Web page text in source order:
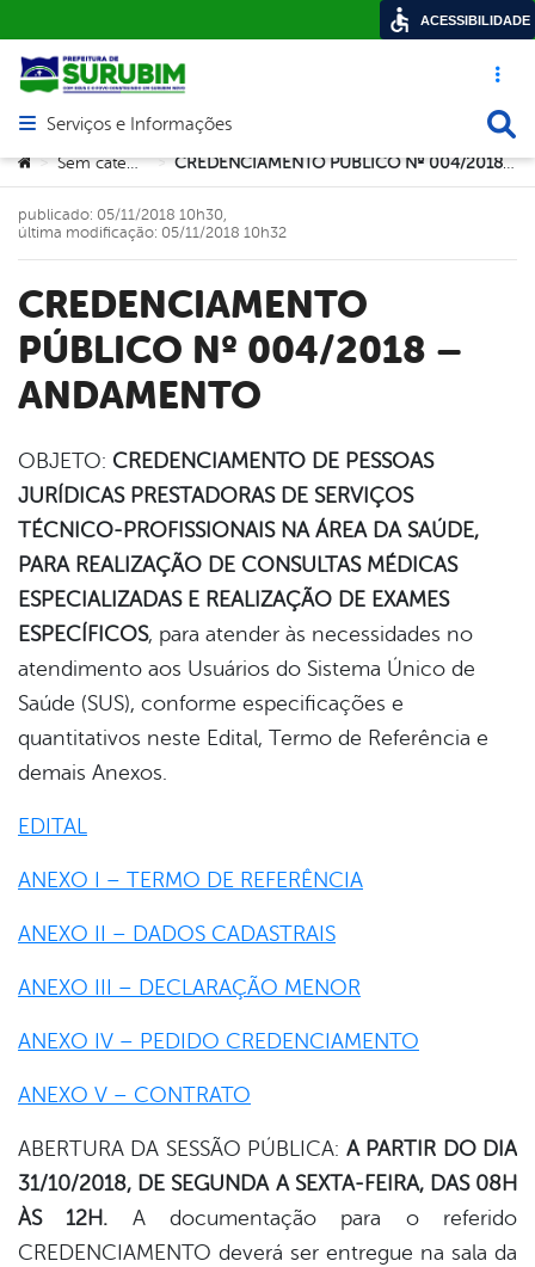
Acesso
Abrir menu principal de navegação
Serviços e Informações
Você está aqui:
> Sem categoria > CREDENCIAMENTO PÚBLICO Nº 004/2018 – ANDAMENTO
CREDENCIAMENTO
PÚBLICO Nº 004/2018 –
ANDAMENTO
publicado: 05/11/2018 10h30,
última modificação: 05/11/2018 10h32
OBJETO: CREDENCIAMENTO DE PESSOAS
JURÍDICAS PRESTADORAS DE SERVIÇOS
TÉCNICO-PROFISSIONAIS NA ÁREA DA SAÚDE,
PARA REALIZAÇÃO DE CONSULTAS MÉDICAS
ESPECIALIZADAS E REALIZAÇÃO DE EXAMES
ESPECÍFICOS, para atender às necessidades no
atendimento aos Usuários do Sistema Único de
Saúde (SUS), conforme especificações e
quantitativos neste Edital, Termo de Referência e
demais Anexos.
EDITAL
ANEXO I – TERMO DE REFERÊNCIA
ANEXO II – DADOS CADASTRAIS
ANEXO III – DECLARAÇÃO MENOR
ANEXO IV – PEDIDO CREDENCIAMENTO
ANEXO V – CONTRATO
ABERTURA DA SESSÃO PÚBLICA: A PARTIR DO DIA
31/10/2018, DE SEGUNDA A SEXTA-FEIRA, DAS 08H
ÀS 12H. A documentação para o referido
CREDENCIAMENTO deverá ser entregue na sala da
ACESSIBILIDADE